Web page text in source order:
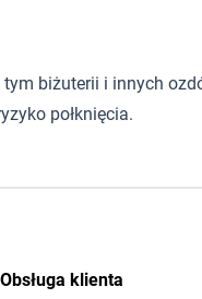
biżuterii i innych
połknięcia.
Obsługa klienta